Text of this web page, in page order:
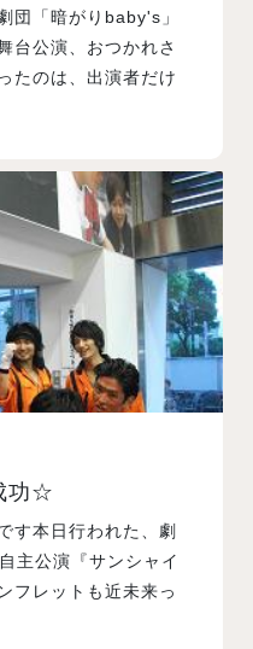
団「暗がりbaby's」
台公演、おつかれさ
たのは、出演者だけ
功☆
す本日行われた、劇
主公演『サンシャイ
フレットも近未来っ